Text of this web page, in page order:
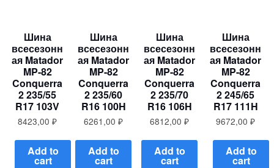
Шина
всесезонн
ая Matador
MP-82
Conquerra
2 235/55
R17 103V
8423,00₽
Add to
cart
Шина
всесезонн
ая Matador
MP-82
Conquerra
2 235/60
R16 100H
6261,00₽
Add to
cart
Шина
всесезонн
ая Matador
MP-82
Conquerra
2 235/70
R16 106H
6812,00₽
Add to
cart
Шина
всесезонн
ая Matador
MP-82
Conquerra
2 245/65
R17 111H
9672,00₽
Add to
cart